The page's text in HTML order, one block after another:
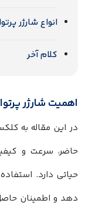
انواع شارژر
کلام آخر
اهمیت شارژر
در این مقاله به
حاضر، سرعت و
حیاتی دارد.
دهد و اطمینان